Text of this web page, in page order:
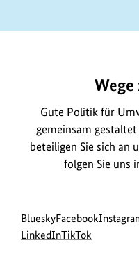
Gute Politik für
gemeinsam
beteiligen Sie sich an
folgen Sie uns
Social
Media
Blueskyzur
Bluesky-
Facebookzur
LinkedInzur
zur
TikTok